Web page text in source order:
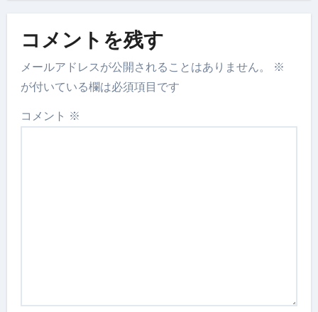
コメントを残す
メールアドレスが公開されることはありません。
※
が付いている欄は必須項目です
コメント ※